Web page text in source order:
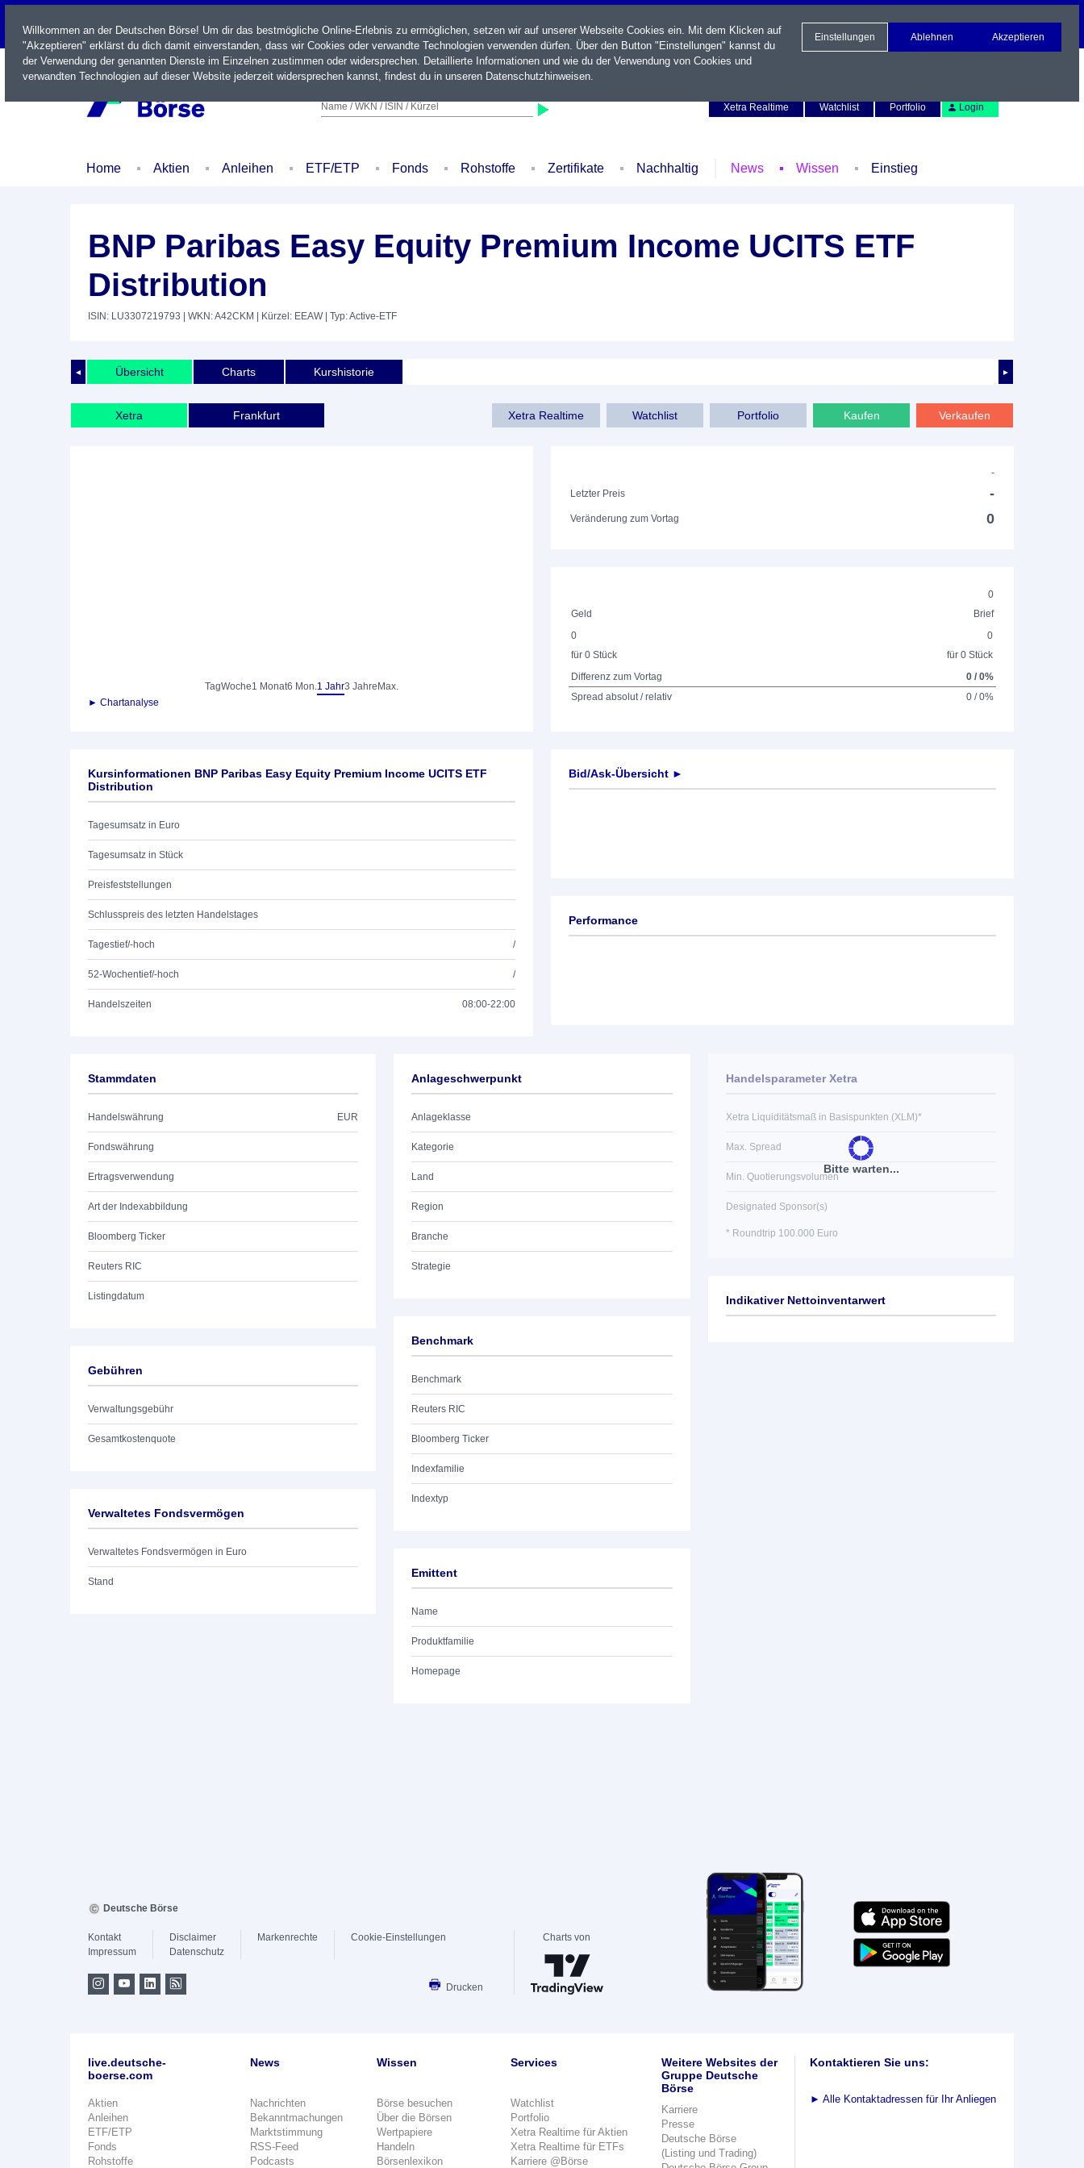
LIVE
Name / WKN / ISIN / Kürzel
Xetra Realtime
Watchlist Portfolio Login
Home Aktien Anleihen ETF/ETP Fonds Rohstoffe Zertifikate Nachhaltig News Wissen Einstieg
BNP Paribas Easy Equity Premium Income UCITS ETF
Distribution
ISIN: LU3307219793 | WKN: A42CKM | Kürzel: EEAW| Typ: Active-ETF
◄ ►
Übersicht Charts Kurshistorie
Xetra Frankfurt Xetra Realtime Watchlist Portfolio Kaufen Verkaufen
TagWoche1 Monat6 Mon.1 Jahr3 Jahre Max.
► Chartanalyse
-
Letzter Preis
-
Veränderung zum Vortag 0
0
Geld
Brief
0
für 0 Stück
0
für 0 Stück
Differenz zum Vortag
0 / 0%
Spread absolut / relativ
0 / 0%
Kursinformationen BNP Paribas Easy Equity Premium Income UCITS ETF
Distribution
Tagesumsatz in Euro
Tagesumsatz in Stück
Preisfeststellungen
Schlusspreis des letzten Handelstages
Tagestief/-hoch /
52-Wochentief/-hoch /
Handelszeiten 08:00-22:00
Bid/Ask-Übersicht ►
Performance
Stammdaten
Handelswährung EUR
Fondswährung
Ertragsverwendung
Art der Indexabbildung
Bloomberg Ticker
Reuters RIC
Listingdatum
Gebühren
Verwaltungsgebühr
Gesamtkostenquote
Verwaltetes Fondsvermögen
Verwaltetes Fondsvermögen in Euro
Stand
Anlageschwerpunkt
Anlageklasse
Kategorie
Land
Region
Branche
Strategie
Benchmark
Benchmark
Reuters RIC
Bloomberg Ticker
Indexfamilie
Indextyp
Emittent
Name
Produktfamilie
Homepage
Bitte warten...
Handelsparameter Xetra
Xetra Liquiditätsmaß in Basispunkten (XLM)*
Max. Spread
Min. Quotierungsvolumen
Designated Sponsor(s)
* Roundtrip 100.000 Euro
Indikativer Nettoinventarwert
Willkommen an der Deutschen Börse! Um dir das bestmögliche Online-Erlebnis zu ermöglichen, setzen wir auf unserer Webseite Cookies ein. Mit dem Klicken auf
"Akzeptieren" erklärst du dich damit einverstanden, dass wir Cookies oder verwandte Technologien verwenden dürfen. Über den Button "Einstellungen" kannst du
der Verwendung der genannten Dienste im Einzelnen zustimmen oder widersprechen. Detaillierte Informationen und wie du der Verwendung von Cookies und
verwandten Technologien auf dieser Website jederzeit widersprechen kannst, findest du in unseren Datenschutzhinweisen.
Einstellungen Ablehnen Akzeptieren
Deutsche Börse
Kontakt
Impressum
Disclaimer
Datenschutz
Markenrechte Cookie-Einstellungen
Drucken
Charts von
live.deutsche-
boerse.com
Aktien
Anleihen
ETF/ETP
Fonds
Rohstoffe
News
Nachrichten
Bekanntmachungen
Marktstimmung
RSS-Feed
Podcasts
Wissen
Börse besuchen
Über die Börsen
Wertpapiere
Handeln
Börsenlexikon
Services
Watchlist
Portfolio
Xetra Realtime für Aktien
Xetra Realtime für ETFs
Karriere @Börse
Weitere Websites der
Gruppe Deutsche
Börse
Karriere
Presse
Deutsche Börse
(Listing und Trading)
Kontaktieren Sie uns:
► Alle Kontaktadressen für Ihr Anliegen